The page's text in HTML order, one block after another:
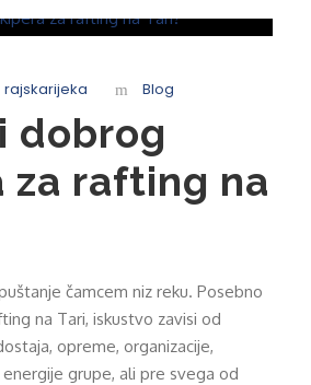
rajskarijeka Blog
dobrog
za rafting na
čamcem niz reku. Posebno
na Tari, iskustvo zavisi od
opreme, organizacije,
grupe, ali pre svega od